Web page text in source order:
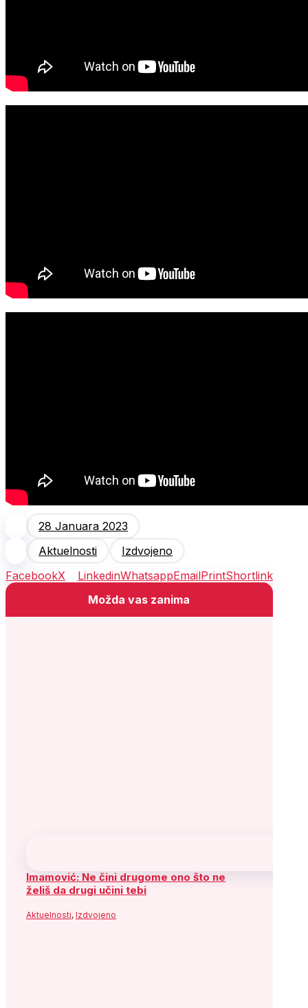
28 Januara 2023
Aktuelnosti
Izdvojeno
FacebookX LinkedinWhatsappEmailPrintShortlink
Možda vas zanima
Imamović: Ne čini drugome ono što ne
želiš da drugi učini tebi
Aktuelnosti, Izdvojeno